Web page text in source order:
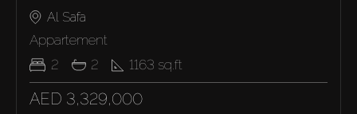
Al Safa
Appartement
2
2 1163 sq.ft
AED 3,329,000